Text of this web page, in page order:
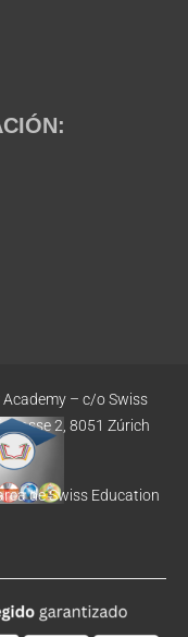
– c/o Swiss
2, 8051 Zúrich
de Swiss Education